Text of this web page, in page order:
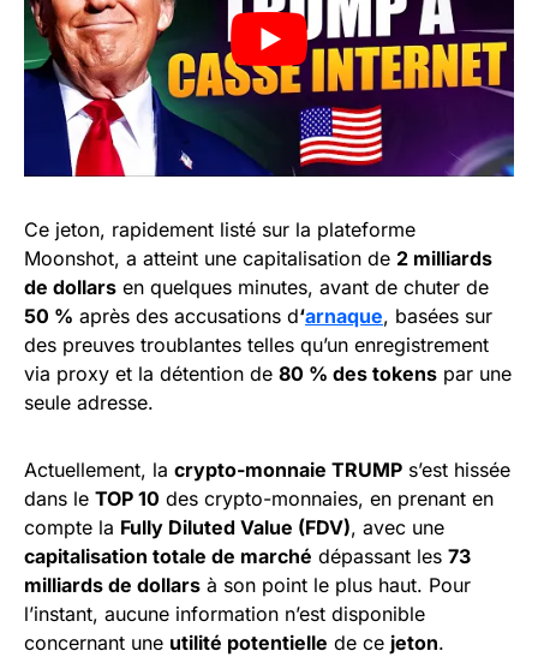
Ce jeton, rapidement listé sur la plateforme
Moonshot, a atteint une capitalisation de 2 milliards
de dollars en quelques minutes, avant de chuter de
50 % après des accusations d‘arnaque, basées sur
des preuves troublantes telles qu’un enregistrement
via proxy et la détention de 80 % des tokens par une
seule adresse.
Actuellement, la crypto-monnaie TRUMP s’est hissée
dans le TOP 10 des crypto-monnaies, en prenant en
compte la Fully Diluted Value (FDV), avec une
capitalisation totale de marché dépassant les 73
milliards de dollars à son point le plus haut. Pour
l’instant, aucune information n’est disponible
concernant une utilité potentielle de ce jeton.